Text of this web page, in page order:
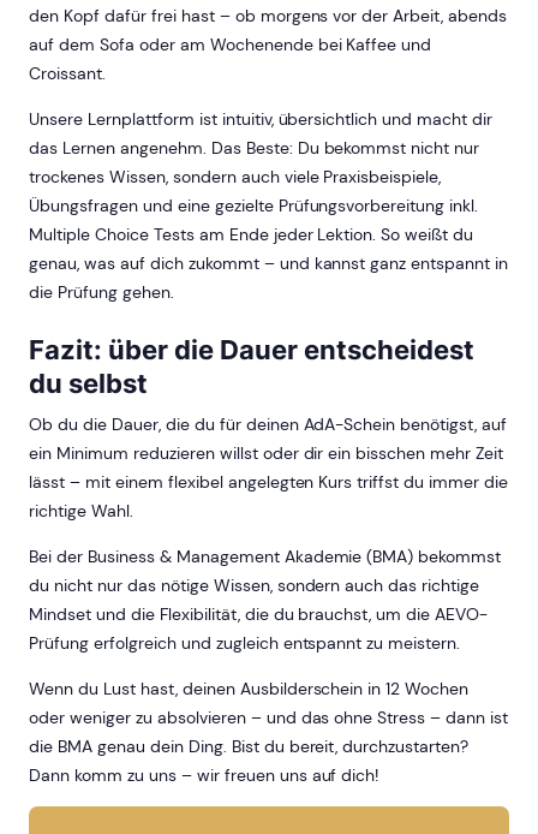
den Kopf dafür frei hast – ob morgens vor der Arbeit, abends
auf dem Sofa oder am Wochenende bei Kaffee und
Croissant.
Unsere Lernplattform ist intuitiv, übersichtlich und macht dir
das Lernen angenehm. Das Beste: Du bekommst nicht nur
trockenes Wissen, sondern auch viele Praxisbeispiele,
Übungsfragen und eine gezielte Prüfungsvorbereitung inkl.
Multiple Choice Tests am Ende jeder Lektion. So weißt du
genau, was auf dich zukommt – und kannst ganz entspannt in
die Prüfung gehen.
Fazit: über die Dauer entscheidest
du selbst
Ob du die Dauer, die du für deinen AdA-Schein benötigst, auf
ein Minimum reduzieren willst oder dir ein bisschen mehr Zeit
lässt – mit einem flexibel angelegten Kurs triffst du immer die
richtige Wahl.
Bei der Business & Management Akademie (BMA) bekommst
du nicht nur das nötige Wissen, sondern auch das richtige
Mindset und die Flexibilität, die du brauchst, um die AEVO-
Prüfung erfolgreich und zugleich entspannt zu meistern.
Wenn du Lust hast, deinen Ausbilderschein in 12 Wochen
oder weniger zu absolvieren – und das ohne Stress – dann ist
die BMA genau dein Ding. Bist du bereit, durchzustarten?
Dann komm zu uns – wir freuen uns auf dich!